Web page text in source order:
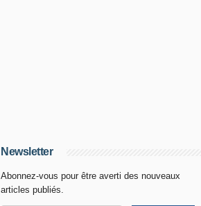
Newsletter
Abonnez-vous pour être averti des nouveaux
articles publiés.